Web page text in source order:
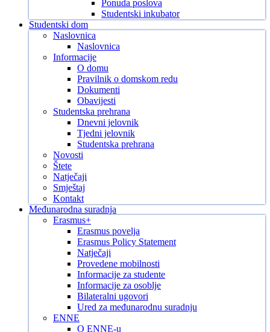
Ponuda poslova
Studentski inkubator
Studentski dom
Naslovnica
Naslovnica
Informacije
O domu
Pravilnik o domskom redu
Dokumenti
Obavijesti
Studentska prehrana
Dnevni jelovnik
Tjedni jelovnik
Studentska prehrana
Novosti
Štete
Natječaji
Smještaj
Kontakt
Međunarodna suradnja
Erasmus+
Erasmus povelja
Erasmus Policy Statement
Natječaji
Provedene mobilnosti
Informacije za studente
Informacije za osoblje
Bilateralni ugovori
Ured za međunarodnu suradnju
ENNE
O ENNE-u